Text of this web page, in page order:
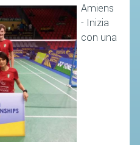
Amiens
- Inizia
con una